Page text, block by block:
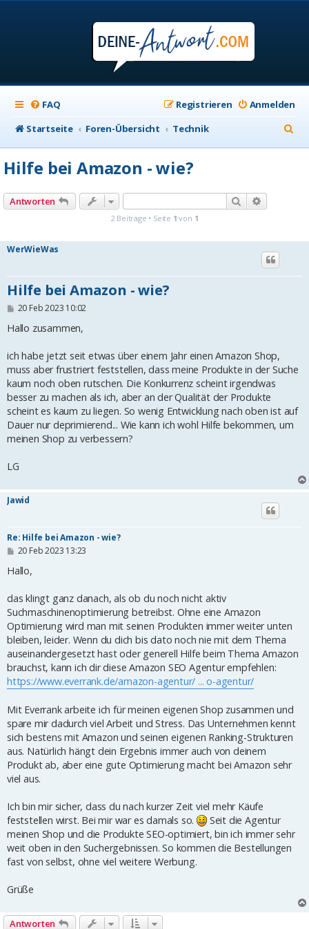
FAQ Anmelden
Registrieren
Startseite
Foren-Übersicht Technik
u
Hilfe bei Amazon - wie?
Antworten Suche
2 Beiträge • Seite 1 von 1
WerWieWas
Hilfe bei Amazon - wie?
B
i
a
g
20 Feb 2023 10:02
Hallo zusammen,
ich habe jetzt seit etwas über einem Jahr einen Amazon Shop,
muss aber frustriert feststellen, dass meine Produkte in der Suche
kaum noch oben rutschen. Die Konkurrenz scheint irgendwas
besser zu machen als ich, aber an der Qualität der Produkte
scheint es kaum zu liegen. So wenig Entwicklung nach oben ist auf
Dauer nur deprimierend... Wie kann ich wohl Hilfe bekommen, um
meinen Shop zu verbessern?
LG
Jawid
Re: Hilfe bei Amazon - wie?
B
i
a
g
20 Feb 2023 13:23
Hallo,
das klingt ganz danach, als ob du noch nicht aktiv
Suchmaschinenoptimierung betreibst. Ohne eine Amazon
Optimierung wird man mit seinen Produkten immer weiter unten
bleiben, leider. Wenn du dich bis dato noch nie mit dem Thema
auseinandergesetzt hast oder generell Hilfe beim Thema Amazon
brauchst, kann ich dir diese Amazon SEO Agentur empfehlen:
https://www.everrank.de/amazon-agentur/ ... o-agentur/
Mit Everrank arbeite ich für meinen eigenen Shop zusammen und
spare mir dadurch viel Arbeit und Stress. Das Unternehmen kennt
sich bestens mit Amazon und seinen eigenen Ranking-Strukturen
aus. Natürlich hängt dein Ergebnis immer auch von deinem
Produkt ab, aber eine gute Optimierung macht bei Amazon sehr
viel aus.
Ich bin mir sicher, dass du nach kurzer Zeit viel mehr Käufe
feststellen wirst. Bei mir war es damals so.
Seit die Agentur
meinen Shop und die Produkte SEO-optimiert, bin ich immer sehr
weit oben in den Suchergebnissen. So kommen die Bestellungen
fast von selbst, ohne viel weitere Werbung.
Grüße
Antworten